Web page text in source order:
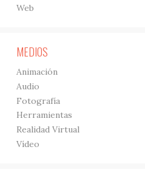
Web
MEDIOS
Animación
Audio
Fotografía
Herramientas
Realidad Virtual
Vídeo